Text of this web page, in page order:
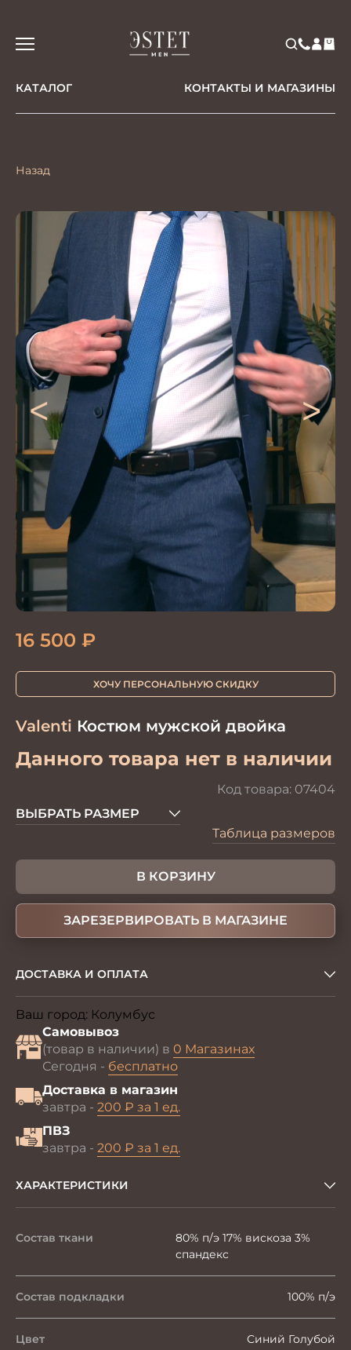
КАТАЛОГ КОНТАКТЫ И МАГАЗИНЫ
Назад
< >
Valenti Костюм мужской двойка
Данного товара нет в наличии
Код товара: 07404
16 500 ₽
ХОЧУ ПЕРСОНАЛЬНУЮ СКИДКУ
ВЫБРАТЬ РАЗМЕР
Таблица размеров
В КОРЗИНУ
ЗАРЕЗЕРВИРОВАТЬ В МАГАЗИНЕ
ДОСТАВКА И ОПЛАТА
Ваш город: Колумбус
Самовывоз
(товар в наличии) в 0 Магазинах
Сегодня - бесплатно
Доставка в магазин
завтра - 200 ₽ за 1 ед.
ПВЗ
завтра - 200 ₽ за 1 ед.
ХАРАКТЕРИСТИКИ
Состав ткани
80% п/э 17% вискоза 3%
спандекс
Состав подкладки 100% п/э
Цвет Синий Голубой